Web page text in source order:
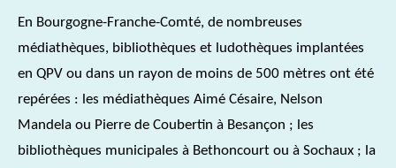
En Bourgogne-Franche-Comté, de nombreuses
médiathèques, bibliothèques et ludothèques implantées
en QPV ou dans un rayon de moins de 500 mètres ont été
repérées : les médiathèques Aimé Césaire, Nelson
Mandela ou Pierre de Coubertin à Besançon ; les
bibliothèques municipales à Bethoncourt ou à Sochaux ; la